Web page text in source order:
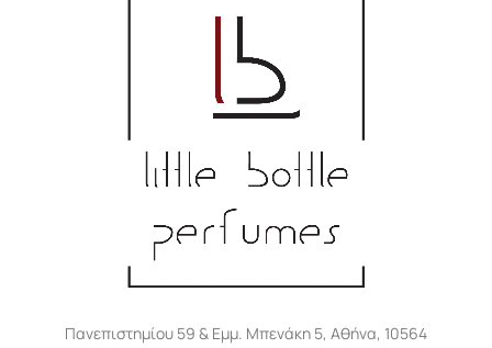
Πανεπιστημίου 59 & Εμμ. Μπενάκη 5, Αθήνα, 10564